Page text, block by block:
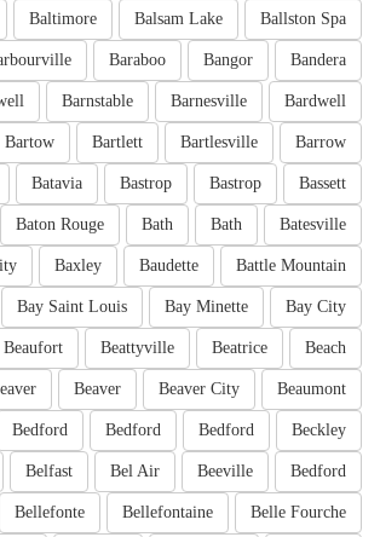
Ballston Spa
Balsam Lake
Baltimore
Bandera
Bangor
Baraboo
Bardwell
Barnesville
Barnstable
Barrow
Bartlesville
Bartlett
Bartow
Bassett
Bastrop
Bastrop
Batavia
Batesville
Bath
Bath
Baton Rouge
Battle Mountain
Baudette
Baxley
Bay City
Bay Minette
Bay Saint Louis
Beach
Beatrice
Beattyville
Beaufort
Beaumont
Beaver City
Beaver
Beckley
Bedford
Bedford
Bedford
Bedford
Beeville
Bel Air
Belfast
Belle Fourche
Bellefontaine
Bellefonte